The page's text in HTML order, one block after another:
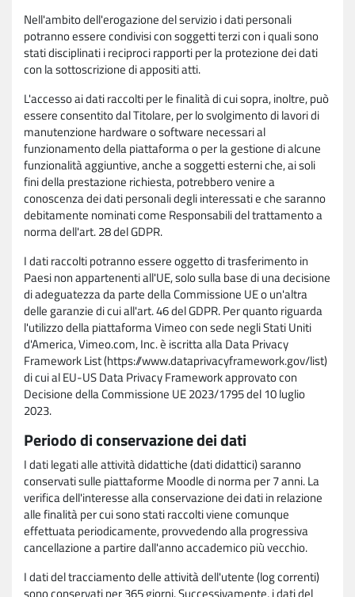
Nell'ambito dell'erogazione del servizio i dati personali
potranno essere condivisi con soggetti terzi con i quali sono
stati disciplinati i reciproci rapporti per la protezione dei dati
con la sottoscrizione di appositi atti.
L'accesso ai dati raccolti per le finalità di cui sopra, inoltre, può
essere consentito dal Titolare, per lo svolgimento di lavori di
manutenzione hardware o software necessari al
funzionamento della piattaforma o per la gestione di alcune
funzionalità aggiuntive, anche a soggetti esterni che, ai soli
fini della prestazione richiesta, potrebbero venire a
conoscenza dei dati personali degli interessati e che saranno
debitamente nominati come Responsabili del trattamento a
norma dell'art. 28 del GDPR.
I dati raccolti potranno essere oggetto di trasferimento in
Paesi non appartenenti all'UE, solo sulla base di una decisione
di adeguatezza da parte della Commissione UE o un'altra
delle garanzie di cui all'art. 46 del GDPR. Per quanto riguarda
l'utilizzo della piattaforma Vimeo con sede negli Stati Uniti
d'America, Vimeo.com, Inc. è iscritta alla Data Privacy
Framework List (https://www.dataprivacyframework.gov/list)
di cui al EU-US Data Privacy Framework approvato con
Decisione della Commissione UE 2023/1795 del 10 luglio
2023.
Periodo di conservazione dei dati
I dati legati alle attività didattiche (dati didattici) saranno
conservati sulle piattaforme Moodle di norma per 7 anni. La
verifica dell'interesse alla conservazione dei dati in relazione
alle finalità per cui sono stati raccolti viene comunque
effettuata periodicamente, provvedendo alla progressiva
cancellazione a partire dall'anno accademico più vecchio.
I dati del tracciamento delle attività dell'utente (log correnti)
sono conservati per 365 giorni. Successivamente, i dati del